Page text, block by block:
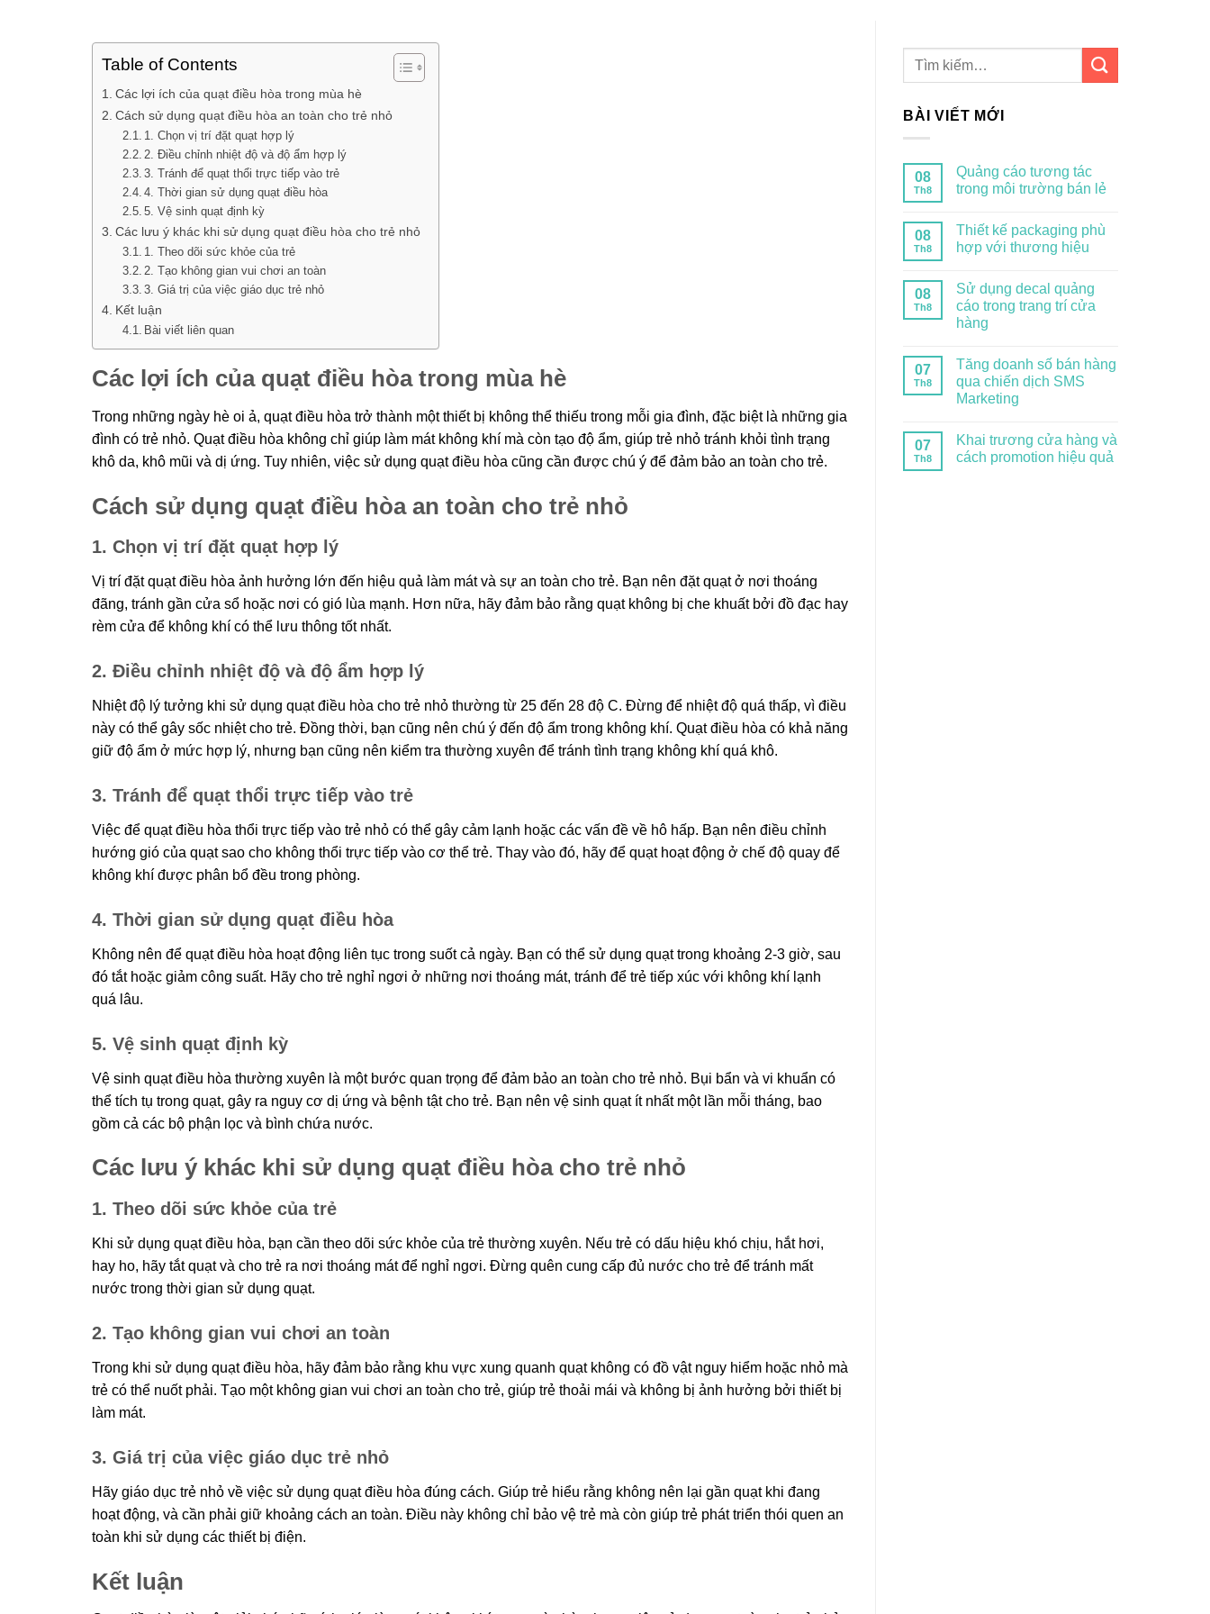
Table of Contents
Các lợi ích của quạt điều hòa trong mùa hè
Cách sử dụng quạt điều hòa an toàn cho trẻ nhỏ
1. Chọn vị trí đặt quạt hợp lý
2. Điều chỉnh nhiệt độ và độ ẩm hợp lý
3. Tránh để quạt thổi trực tiếp vào trẻ
4. Thời gian sử dụng quạt điều hòa
5. Vệ sinh quạt định kỳ
Các lưu ý khác khi sử dụng quạt điều hòa cho trẻ nhỏ
1. Theo dõi sức khỏe của trẻ
2. Tạo không gian vui chơi an toàn
3. Giá trị của việc giáo dục trẻ nhỏ
Kết luận
Bài viết liên quan
Các lợi ích của quạt điều hòa trong mùa hè
Trong những ngày hè oi ả, quạt điều hòa trở thành một thiết bị không thể thiếu trong mỗi gia đình, đặc biệt là những gia
đình có trẻ nhỏ. Quạt điều hòa không chỉ giúp làm mát không khí mà còn tạo độ ẩm, giúp trẻ nhỏ tránh khỏi tình trạng
khô da, khô mũi và dị ứng. Tuy nhiên, việc sử dụng quạt điều hòa cũng cần được chú ý để đảm bảo an toàn cho trẻ.
Cách sử dụng quạt điều hòa an toàn cho trẻ nhỏ
1. Chọn vị trí đặt quạt hợp lý
Vị trí đặt quạt điều hòa ảnh hưởng lớn đến hiệu quả làm mát và sự an toàn cho trẻ. Bạn nên đặt quạt ở nơi thoáng
đãng, tránh gần cửa sổ hoặc nơi có gió lùa mạnh. Hơn nữa, hãy đảm bảo rằng quạt không bị che khuất bởi đồ đạc hay
rèm cửa để không khí có thể lưu thông tốt nhất.
2. Điều chỉnh nhiệt độ và độ ẩm hợp lý
Nhiệt độ lý tưởng khi sử dụng quạt điều hòa cho trẻ nhỏ thường từ 25 đến 28 độ C. Đừng để nhiệt độ quá thấp, vì điều
này có thể gây sốc nhiệt cho trẻ. Đồng thời, bạn cũng nên chú ý đến độ ẩm trong không khí. Quạt điều hòa có khả năng
giữ độ ẩm ở mức hợp lý, nhưng bạn cũng nên kiểm tra thường xuyên để tránh tình trạng không khí quá khô.
3. Tránh để quạt thổi trực tiếp vào trẻ
Việc để quạt điều hòa thổi trực tiếp vào trẻ nhỏ có thể gây cảm lạnh hoặc các vấn đề về hô hấp. Bạn nên điều chỉnh
hướng gió của quạt sao cho không thổi trực tiếp vào cơ thể trẻ. Thay vào đó, hãy để quạt hoạt động ở chế độ quay để
không khí được phân bổ đều trong phòng.
4. Thời gian sử dụng quạt điều hòa
Không nên để quạt điều hòa hoạt động liên tục trong suốt cả ngày. Bạn có thể sử dụng quạt trong khoảng 2-3 giờ, sau
đó tắt hoặc giảm công suất. Hãy cho trẻ nghỉ ngơi ở những nơi thoáng mát, tránh để trẻ tiếp xúc với không khí lạnh
quá lâu.
5. Vệ sinh quạt định kỳ
Vệ sinh quạt điều hòa thường xuyên là một bước quan trọng để đảm bảo an toàn cho trẻ nhỏ. Bụi bẩn và vi khuẩn có
thể tích tụ trong quạt, gây ra nguy cơ dị ứng và bệnh tật cho trẻ. Bạn nên vệ sinh quạt ít nhất một lần mỗi tháng, bao
gồm cả các bộ phận lọc và bình chứa nước.
Các lưu ý khác khi sử dụng quạt điều hòa cho trẻ nhỏ
1. Theo dõi sức khỏe của trẻ
Khi sử dụng quạt điều hòa, bạn cần theo dõi sức khỏe của trẻ thường xuyên. Nếu trẻ có dấu hiệu khó chịu, hắt hơi,
hay ho, hãy tắt quạt và cho trẻ ra nơi thoáng mát để nghỉ ngơi. Đừng quên cung cấp đủ nước cho trẻ để tránh mất
nước trong thời gian sử dụng quạt.
2. Tạo không gian vui chơi an toàn
Trong khi sử dụng quạt điều hòa, hãy đảm bảo rằng khu vực xung quanh quạt không có đồ vật nguy hiểm hoặc nhỏ mà
trẻ có thể nuốt phải. Tạo một không gian vui chơi an toàn cho trẻ, giúp trẻ thoải mái và không bị ảnh hưởng bởi thiết bị
làm mát.
3. Giá trị của việc giáo dục trẻ nhỏ
Hãy giáo dục trẻ nhỏ về việc sử dụng quạt điều hòa đúng cách. Giúp trẻ hiểu rằng không nên lại gần quạt khi đang
hoạt động, và cần phải giữ khoảng cách an toàn. Điều này không chỉ bảo vệ trẻ mà còn giúp trẻ phát triển thói quen an
toàn khi sử dụng các thiết bị điện.
Kết luận
BÀI VIẾT MỚI
08
Th8
Quảng cáo tương tác
trong môi trường bán lẻ
08
Th8
Thiết kế packaging phù
hợp với thương hiệu
08
Th8
Sử dụng decal quảng
cáo trong trang trí cửa
hàng
07
Th8
Tăng doanh số bán hàng
qua chiến dịch SMS
Marketing
07
Th8
Khai trương cửa hàng và
cách promotion hiệu quả